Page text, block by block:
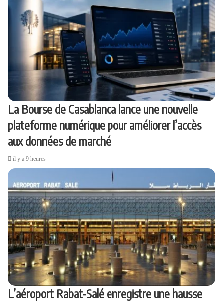
La Bourse de Casablanca lance une nouvelle
plateforme numérique pour améliorer l’accès
aux données de marché
il y a 9 heures
L’aéroport Rabat-Salé enregistre une hausse